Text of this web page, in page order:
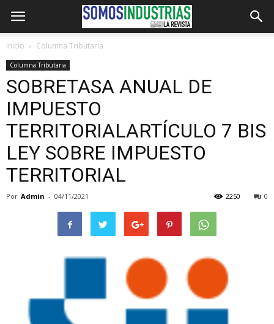
Inicio Columna Tributaria
Columna Tributaria
SOBRETASA ANUAL DE
IMPUESTO
TERRITORIALARTÍCULO 7 BIS
LEY SOBRE IMPUESTO
TERRITORIAL
Por Admin - 04/11/2021 0
2250